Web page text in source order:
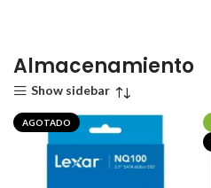
Almacenamiento
Show sidebar
AGOTADO